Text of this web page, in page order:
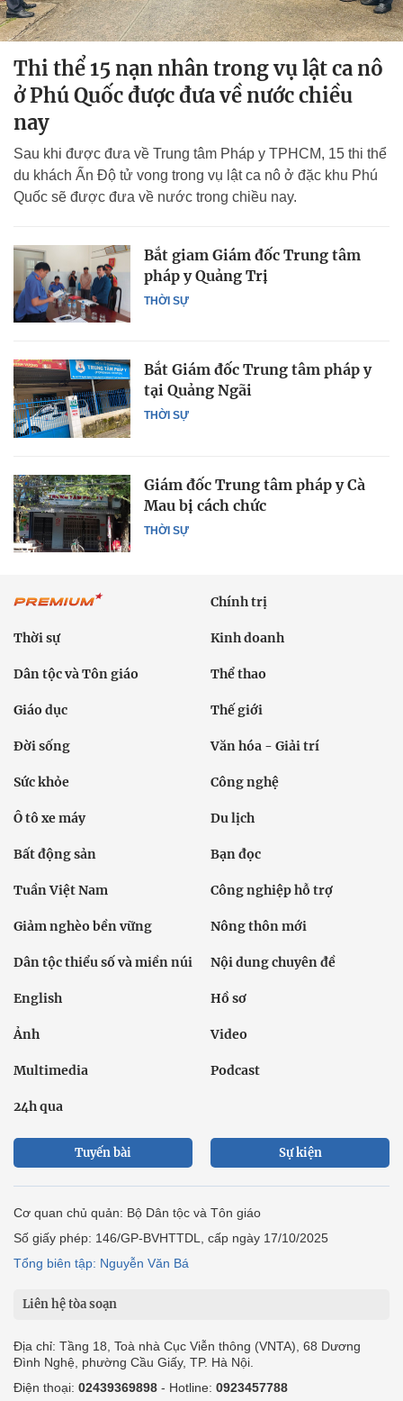
Thi thể 15 nạn nhân trong vụ lật ca nô
ở Phú Quốc được đưa về nước chiều
nay
Sau khi được đưa về Trung tâm Pháp y TPHCM, 15 thi thể
du khách Ấn Độ tử vong trong vụ lật ca nô ở đặc khu Phú
Quốc sẽ được đưa về nước trong chiều nay.
THỜI SỰ
Bắt giam Giám đốc Trung tâm
pháp y Quảng Trị
THỜI SỰ
Bắt Giám đốc Trung tâm pháp y
tại Quảng Ngãi
THỜI SỰ
Giám đốc Trung tâm pháp y Cà
Mau bị cách chức
Chính trị
Thời sự Kinh doanh
Dân tộc và Tôn giáo Thể thao
Giáo dục Thế giới
Đời sống Văn hóa - Giải trí
Sức khỏe Công nghệ
Ô tô xe máy Du lịch
Bất động sản Bạn đọc
Tuần Việt Nam Công nghiệp hỗ trợ
Giảm nghèo bền vững Nông thôn mới
Dân tộc thiểu số và miền núi Nội dung chuyên đề
English Hồ sơ
Ảnh Video
Multimedia Podcast
24h qua
Tuyến bài Sự kiện
Cơ quan chủ quản: Bộ Dân tộc và Tôn giáo
Số giấy phép: 146/GP-BVHTTDL, cấp ngày 17/10/2025
Tổng biên tập: Nguyễn Văn Bá
Liên hệ tòa soạn
Địa chỉ: Tầng 18, Toà nhà Cục Viễn thông (VNTA), 68 Dương
Đình Nghệ, phường Cầu Giấy, TP. Hà Nội.
Điện thoại: 02439369898 - Hotline: 0923457788